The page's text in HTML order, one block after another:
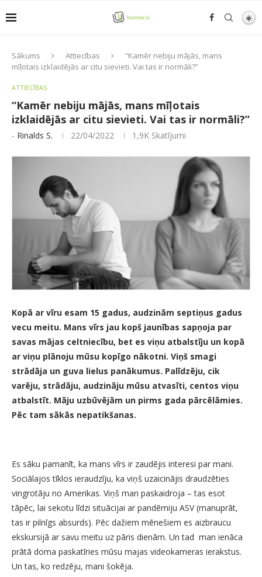
Sākums Attiecības
“Kamēr nebiju mājās, mans
mīļotais izklaidējās ar citu sievieti. Vai tas ir normāli?”
ATTIECĪBAS
“Kamēr nebiju mājās, mans mīļotais
izklaidējās ar citu sievieti. Vai tas ir normāli?”
- Rinalds S. 22/04/2022 1,9K Skatījumi
Kopā ar vīru esam 15 gadus, audzinām septiņus gadus
vecu meitu. Mans vīrs jau kopš jaunības sapņoja par
savas mājas celtniecību, bet es viņu atbalstīju un kopā
ar viņu plānoju mūsu kopīgo nākotni. Viņš smagi
strādāja un guva lielus panākumus. Palīdzēju, cik
varēju, strādāju, audzināju mūsu atvasīti, centos viņu
atbalstīt. Māju uzbūvējām un pirms gada pārcēlāmies.
Pēc tam sākās nepatikšanas.
Es sāku pamanīt, ka mans vīrs ir zaudējis interesi par mani.
Sociālajos tīklos ieraudzīju, ka viņš uzaicinājis draudzēties
vingrotāju no Amerikas. Viņš man paskaidroja – tas esot
tāpēc, lai sekotu līdzi situācijai ar pandēmiju ASV (manuprāt,
tas ir pilnīgs absurds). Pēc dažiem mēnešiem es aizbraucu
ekskursijā ar savu meitu uz pāris dienām. Un tad man ienāca
prātā doma paskatīries mūsu majas videokameras ierakstus.
Un tas, ko redzēju, mani šokēja.